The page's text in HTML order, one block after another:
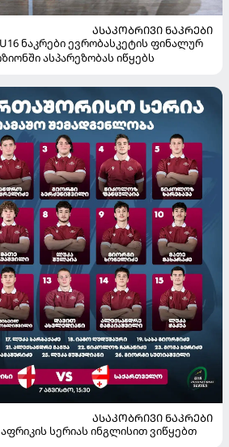
ᲐᲡᲐᲙᲝᲑᲠᲘᲕᲘ ᲜᲐᲙᲠᲔᲑᲘ
ნაკრები ევრობასკეტის ფინალურ
ასპარეზობას იწყებს
ᲐᲡᲐᲙᲝᲑᲠᲘᲕᲘ ᲜᲐᲙᲠᲔᲑᲘ
სერიას ინგლისით ვიწყებთ